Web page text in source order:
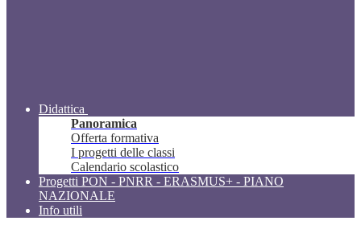
Didattica
Panoramica
Offerta formativa
I progetti delle classi
Calendario scolastico
Progetti PON - PNRR - ERASMUS+ - PIANO
NAZIONALE
Info utili